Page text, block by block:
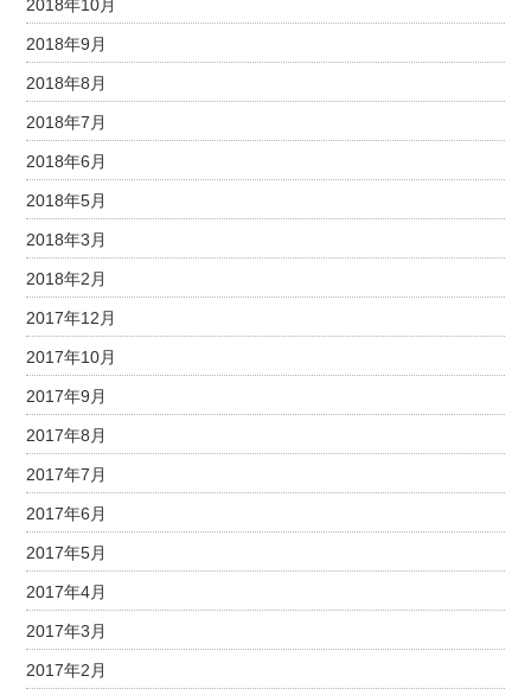
2018年10月
2018年9月
2018年8月
2018年7月
2018年6月
2018年5月
2018年3月
2018年2月
2017年12月
2017年10月
2017年9月
2017年8月
2017年7月
2017年6月
2017年5月
2017年4月
2017年3月
2017年2月